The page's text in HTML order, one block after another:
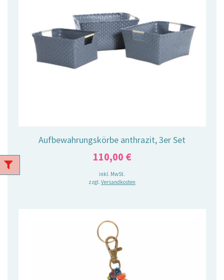
Aufbewahrungskörbe anthrazit, 3er Set
110,00 €
inkl. MwSt.
zzgl. Versandkosten